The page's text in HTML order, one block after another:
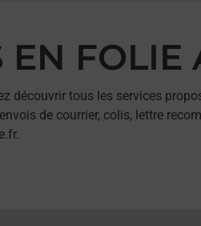
FOLIE
découvrir tous les services
de courrier, colis, lettre